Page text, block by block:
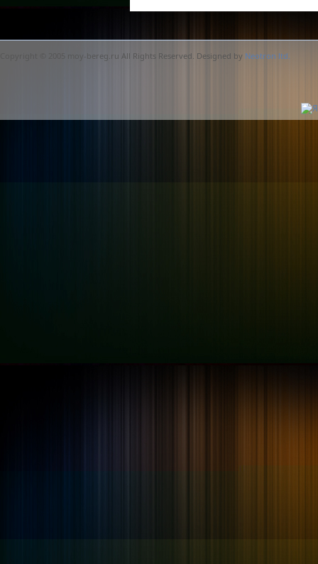
Copyright © 2005 moy-bereg.ru All Rights Reserved. Designed by Neotron ltd.